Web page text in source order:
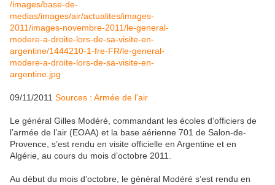
09/11/2011 Sources : Armée de l'air
Le général Gilles Modéré, commandant les écoles d’officiers de
l’armée de l’air (EOAA) et la base aérienne 701 de Salon-de-
Provence, s’est rendu en visite officielle en Argentine et en
Algérie, au cours du mois d’octobre 2011.
Au début du mois d’octobre, le général Modéré s’est rendu en